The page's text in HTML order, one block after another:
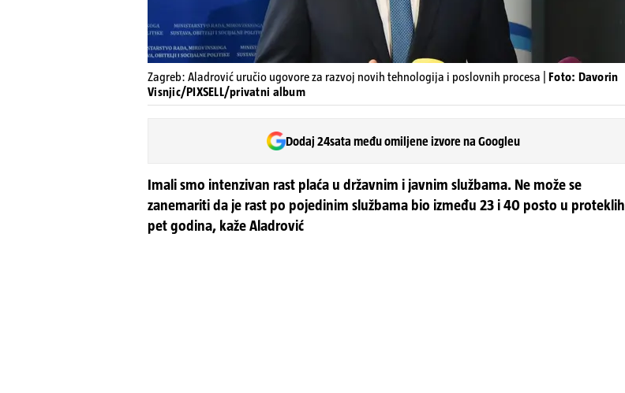
Zagreb: Aladrović uručio ugovore za razvoj novih tehnologija i poslovnih procesa | Foto: Davorin
Visnjic/PIXSELL/privatni album
Dodaj 24sata među omiljene izvore na Googleu
Imali smo intenzivan rast plaća u državnim i javnim službama. Ne može se
zanemariti da je rast po pojedinim službama bio između 23 i 40 posto u proteklih
pet godina, kaže Aladrović